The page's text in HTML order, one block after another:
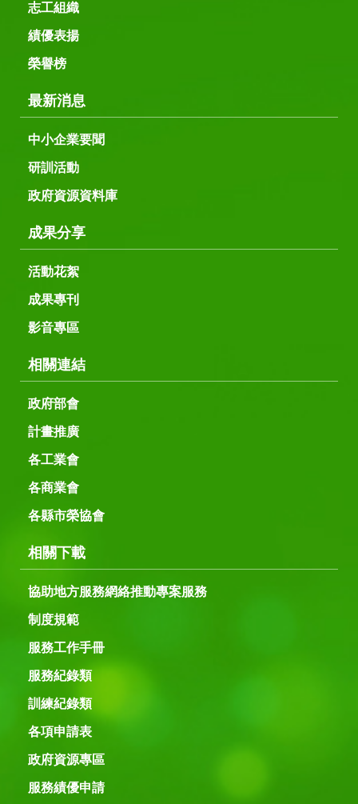
志工組織
績優表揚
榮譽榜
最新消息
中小企業要聞
研訓活動
政府資源資料庫
成果分享
活動花絮
成果專刊
影音專區
相關連結
政府部會
計畫推廣
各工業會
各商業會
各縣市榮協會
相關下載
協助地方服務網絡推動專案服務
制度規範
服務工作手冊
服務紀錄類
訓練紀錄類
各項申請表
政府資源專區
服務績優申請